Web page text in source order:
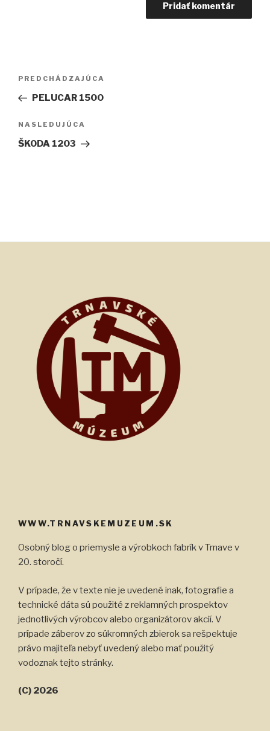
Navigácia
článku
Predchádzajúci
článok
PREDCHÁDZAJÚCA
PELUCAR 1500
Ďalší
článok
NASLEDUJÚCA
ŠKODA 1203
WWW.TRNAVSKEMUZEUM.SK
Osobný blog o priemysle a výrobkoch fabrík v Trnave v
20. storočí.
V prípade, že v texte nie je uvedené inak, fotografie a
technické dáta sú použité z reklamných prospektov
jednotlivých výrobcov alebo organizátorov akcií. V
prípade záberov zo súkromných zbierok sa rešpektuje
právo majiteľa nebyť uvedený alebo mať použitý
vodoznak tejto stránky.
(C) 2026